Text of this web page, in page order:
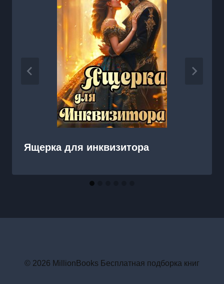
Ящерка для инквизитора
© 2026 MillionBooks Бесплатная подборка книг